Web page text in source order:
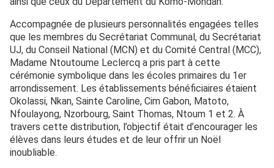
Accompagnée de plusieurs personnalités engagées telles
que les membres du Secrétariat Communal, du Secrétariat
UJ, du Conseil National (MCN) et du Comité Central (MCC),
Madame Ntoutoume Leclercq a pris part à cette
cérémonie symbolique dans les écoles primaires du 1er
arrondissement. Les établissements bénéficiaires étaient
Okolassi, Nkan, Sainte Caroline, Cim Gabon, Matoto,
Nfoulayong, Nzorbourg, Saint Thomas, Ntoum 1 et 2. À
travers cette distribution, l’objectif était d’encourager les
élèves dans leurs études et de leur offrir un Noël
inoubliable.